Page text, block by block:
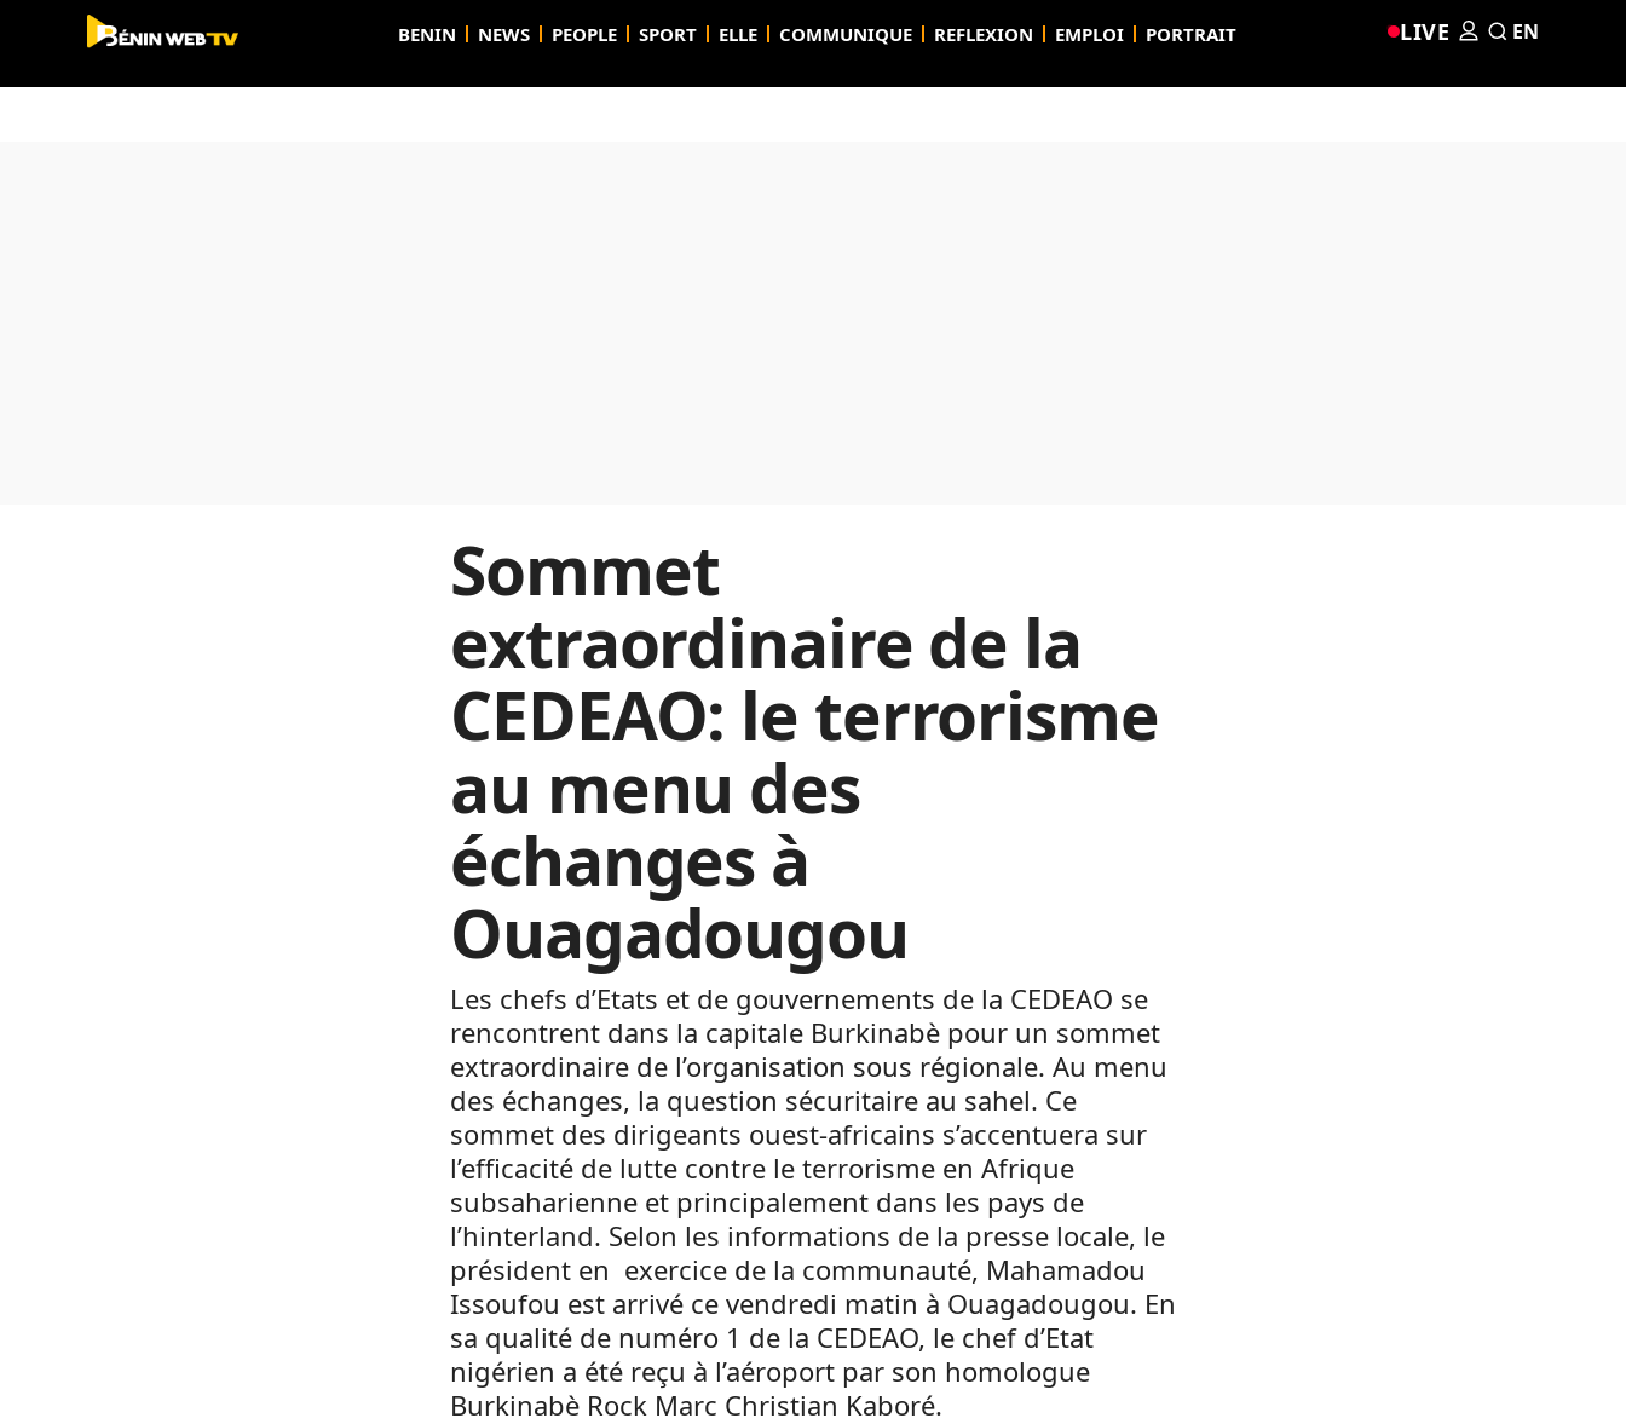
BENIN NEWS PEOPLE SPORT ELLE COMMUNIQUE REFLEXION EMPLOI PORTRAIT LIVE EN
Sommet
extraordinaire de la
CEDEAO: le terrorisme
au menu des
échanges à
Ouagadougou
Les chefs d’Etats et de gouvernements de la CEDEAO se
rencontrent dans la capitale Burkinabè pour un sommet
extraordinaire de l’organisation sous régionale. Au menu
des échanges, la question sécuritaire au sahel. Ce
sommet des dirigeants ouest-africains s’accentuera sur
l’efficacité de lutte contre le terrorisme en Afrique
subsaharienne et principalement dans les pays de
l’hinterland. Selon les informations de la presse locale, le
président en exercice de la communauté, Mahamadou
Issoufou est arrivé ce vendredi matin à Ouagadougou. En
sa qualité de numéro 1 de la CEDEAO, le chef d’Etat
nigérien a été reçu à l’aéroport par son homologue
Burkinabè Rock Marc Christian Kaboré.